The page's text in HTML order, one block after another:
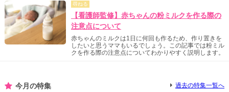
尋ねる
【看護師監修】赤ちゃんの粉ミルクを作る際の
注意点について
赤ちゃんのミルクは1日に何回も作るため、作り置きを
したいと思うママもいるでしょう。この記事では粉ミル
クを作る際の注意点についてわかりやすく説明します。
今月の特集 過去の特集一覧へ